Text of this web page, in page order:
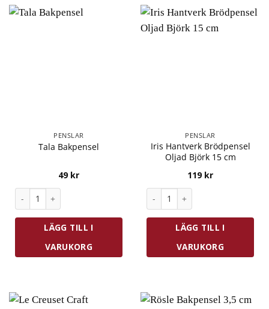
PENSLAR
Tala Bakpensel
49 kr
Tala Bakpensel mängd
LÄGG TILL I
VARUKORG
PENSLAR
Iris Hantverk Brödpensel
Oljad Björk 15 cm
119 kr
Iris Hantverk Brödpensel
LÄGG TILL I
VARUKORG